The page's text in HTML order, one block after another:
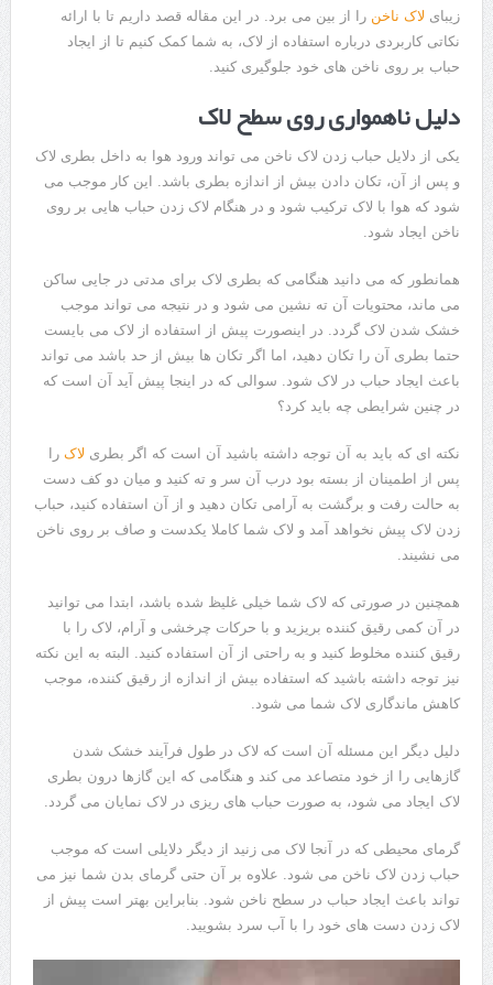
زیبای لاک ناخن را از بین می برد. در این مقاله قصد داریم تا با ارائه
نکاتی کاربردی درباره استفاده از لاک، به شما کمک کنیم تا از ایجاد
حباب بر روی ناخن های خود جلوگیری کنید.
دلیل ناهمواری روی سطح لاک
یکی از دلایل حباب زدن لاک ناخن می تواند ورود هوا به داخل بطری لاک
و پس از آن، تکان دادن بیش از اندازه بطری باشد. این کار موجب می
شود که هوا با لاک ترکیب شود و در هنگام لاک زدن حباب هایی بر روی
ناخن ایجاد شود.
همانطور که می دانید هنگامی که بطری لاک برای مدتی در جایی ساکن
می ماند، محتویات آن ته نشین می شود و در نتیجه می تواند موجب
خشک شدن لاک گردد. در اینصورت پیش از استفاده از لاک می بایست
حتما بطری آن را تکان دهید، اما اگر تکان ها بیش از حد باشد می تواند
باعث ایجاد حباب در لاک شود. سوالی که در اینجا پیش آید آن است که
در چنین شرایطی چه باید کرد؟
نکته ای که باید به آن توجه داشته باشید آن است که اگر بطری لاکرا
پس از اطمینان از بسته بود درب آن سر و ته کنید و میان دو کف دست
به حالت رفت و برگشت به آرامی تکان دهید و از آن استفاده کنید، حباب
زدن لاک پیش نخواهد آمد و لاک شما کاملا یکدست و صاف بر روی ناخن
می نشیند.
همچنین در صورتی که لاک شما خیلی غلیظ شده باشد، ابتدا می توانید
در آن کمی رقیق کننده بریزید و با حرکات چرخشی و آرام، لاک را با
رقیق کننده مخلوط کنید و به راحتی از آن استفاده کنید. البته به این نکته
نیز توجه داشته باشید که استفاده بیش از اندازه از رقیق کننده، موجب
کاهش ماندگاری لاک شما می شود.
دلیل دیگر این مسئله آن است که لاک در طول فرآیند خشک شدن
گازهایی را از خود متصاعد می کند و هنگامی که این گازها درون بطری
لاک ایجاد می شود، به صورت حباب های ریزی در لاک نمایان می گردد.
گرمای محیطی که در آنجا لاک می زنید از دیگر دلایلی است که موجب
حباب زدن لاک ناخن می شود. علاوه بر آن حتی گرمای بدن شما نیز می
تواند باعث ایجاد حباب در سطح ناخن شود. بنابراین بهتر است پیش از
لاک زدن دست های خود را با آب سرد بشویید.